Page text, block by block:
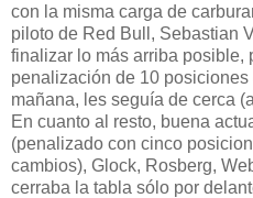
con la misma carga de
piloto de Red Bull, Sebastian
finalizar lo más arriba posible,
penalización de 10
mañana, les seguía de cerca
En cuanto al resto, buena
(penalizado con cinco
cambios), Glock, Rosberg,
cerraba la tabla sólo por